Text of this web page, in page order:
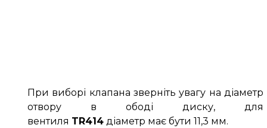
При виборі клапана зверніть увагу на діаметр
отвору в ободі диску, для
вентиля TR414діаметр має бути 11,3 мм.